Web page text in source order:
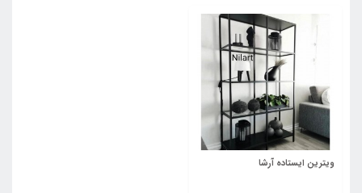
ویترین ایستاده آرشا